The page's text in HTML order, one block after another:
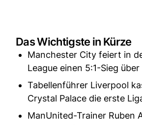
Das Wichtigste in Kürze
Manchester City feiert in
League einen 5:1-Sieg über
Tabellenführer Liverpool
Crystal Palace die erste
ManUnited-Trainer Ruben